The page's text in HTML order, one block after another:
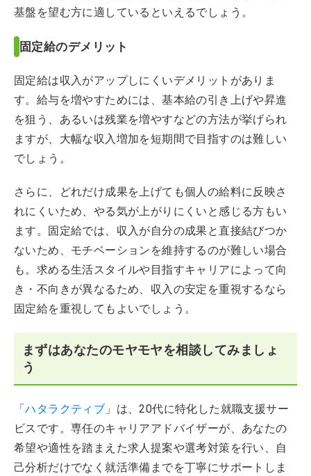
基盤を望む方に適しているといえるでしょう。
固定給のデメリット
固定給は収入がアップしにくいデメリットがありま
す。給与を増やすためには、基本給の引き上げや昇進
を狙う、あるいは残業を増やすなどの方法が挙げられ
ますが、大幅な収入増加を短期間で目指すのは難しい
でしょう。
さらに、どれだけ成果を上げても個人の給料に反映さ
れにくいため、やる気が上がりにくいと感じる方もい
ます。固定給では、収入が自分の成果と直接結びつか
ないため、モチベーションを維持するのが難しい場合
も。求める生活スタイルや目指すキャリアによって向
き・不向きが異なるため、収入の安定を重視するなら
固定給を重視してもよいでしょう。
まずはあなたのモヤモヤを相談してみましょ
う
「ハタラクティブ 」は、20代に特化した就職支援サー
ビスです。専任のキャリアアドバイザーが、あなたの
希望や適性を踏まえた求人提案や選考対策を行い、自
己分析だけでなく就活準備までを丁寧にサポートしま